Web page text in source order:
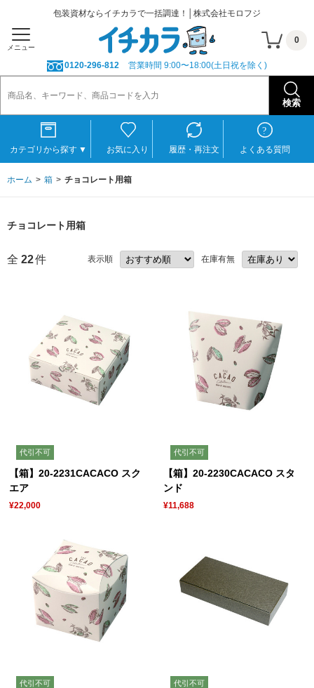
包装資材ならイチカラで一括調達！│株式会社モロフジ
メニュー
0
0120-296-812 営業時間 9:00〜18:00(土日祝を除く)
カテゴリから探す ▼ お気に入り 履歴・再注文 よくある質問
ホーム 箱 チョコレート用箱
チョコレート用箱
全 22件 表示順 在庫有無
代引不可
【箱】20-2231CACACO スク
エア
¥22,000
代引不可
【箱】20-2230CACACO スタ
ンド
¥11,688
代引不可 代引不可